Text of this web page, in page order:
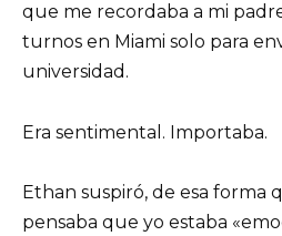
que me recordaba a mi
turnos en Miami solo para
universidad.
Era sentimental. Importaba.
Ethan suspiró, de esa forma
pensaba que yo estaba